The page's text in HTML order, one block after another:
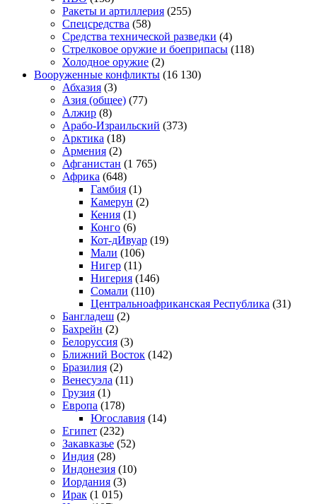
Ракеты и артиллерия (255)
Спецсредства (58)
Средства технической разведки (4)
Стрелковое оружие и боеприпасы (118)
Холодное оружие (2)
Вооруженные конфликты (16 130)
Абхазия (3)
Азия (общее) (77)
Алжир (8)
Арабо-Израильский (373)
Арктика (18)
Армения (2)
Афганистан (1 765)
Африка (648)
Гамбия (1)
Камерун (2)
Кения (1)
Конго (6)
Кот-дИвуар (19)
Мали (106)
Нигер (11)
Нигерия (146)
Сомали (110)
Центральноафриканская Республика (31)
Бангладеш (2)
Бахрейн (2)
Белоруссия (3)
Ближний Восток (142)
Бразилия (2)
Венесуэла (11)
Грузия (1)
Европа (178)
Югославия (14)
Египет (232)
Закавказье (52)
Индия (28)
Индонезия (10)
Иордания (3)
Ирак (1 015)